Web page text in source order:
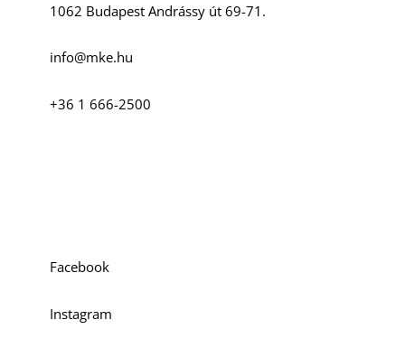
1062 Budapest Andrássy út 69-71.
info@mke.hu
+36 1 666-2500
Facebook
Instagram